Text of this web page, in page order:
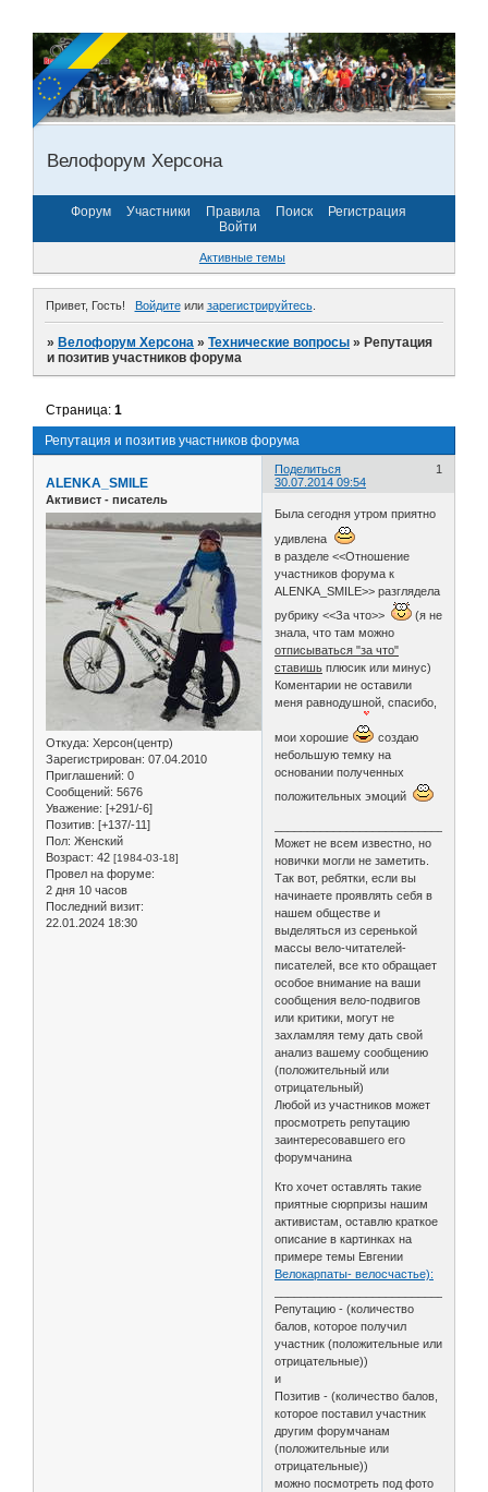
Велофорум Херсона
Форум Участники Правила Поиск
Регистрация
Войти
Активные темы
Привет, Гость! Войдитеили зарегистрируйтесь.
»Велофорум Херсона »Технические вопросы »Репутация
и позитив участников форума
Репутация и позитив участников форума
Страница:1
Поделиться
1
30.07.2014 09:54
ALENKA_SMILE
Активист - писатель
Откуда: Херсон(центр)
Зарегистрирован: 07.04.2010
Приглашений: 0
Сообщений: 5676
Уважение: [+291/-6]
Позитив: [+137/-11]
Пол: Женский
Возраст: 42 [1984-03-18]
Провел на форуме:
2 дня 10 часов
Последний визит:
22.01.2024 18:30
Была сегодня утром приятно
удивлена
в разделе <<Отношение
участников форума к
ALENKA_SMILE>> разглядела
рубрику <<За что>>
(я не
знала, что там можно
отписываться "за что"
ставишь плюсик или минус)
Коментарии не оставили
меня равнодушной, спасибо,
мои хорошие
создаю
небольшую темку на
основании полученных
положительных эмоций
Может не всем известно, но
новички могли не заметить.
Так вот, ребятки, если вы
начинаете проявлять себя в
нашем обществе и
выделяться из серенькой
массы вело-читателей-
писателей, все кто обращает
особое внимание на ваши
сообщения вело-подвигов
или критики, могут не
захламляя тему дать свой
анализ вашему сообщению
(положительный или
отрицательный)
Любой из участников может
просмотреть репутацию
заинтересовавшего его
форумчанина
Кто хочет оставлять такие
приятные сюрпризы нашим
активистам, оставлю краткое
описание в картинках на
примере темы Евгении
Велокарпаты- велосчастье):
Репутацию - (количество
балов, которое получил
участник (положительные или
отрицательные))
и
Позитив - (количество балов,
которое поставил участник
другим форумчанам
(положительные или
отрицательные))
можно посмотреть под фото